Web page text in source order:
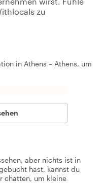
zu
in Athens – Athens, um
aber nichts ist in
hast, kannst du
chatten, um kleine